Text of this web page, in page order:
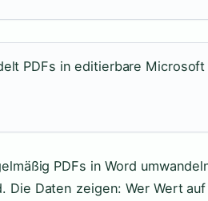
PDFs in editierbare
PDFs in Word
Die Daten zeigen: Wer Wert